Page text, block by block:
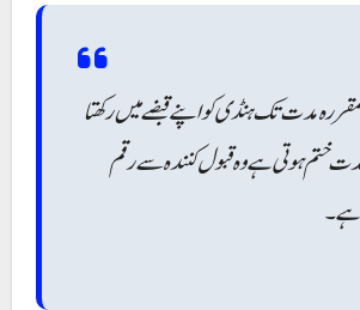
مدت تک ہنڈی کو اپنے قبضے میں رکھتا
ختم ہوتی ہے وہ قبول کنندہ سے رقم
ہے۔